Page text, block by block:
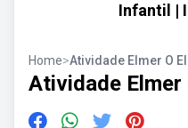
Infantil |
Home>Atividade Elmer O
Atividade Elmer